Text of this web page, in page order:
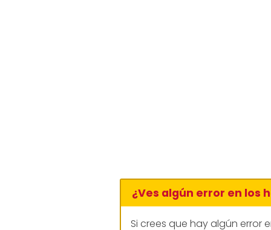
¿Ves algún error en los
Si crees que hay algún error